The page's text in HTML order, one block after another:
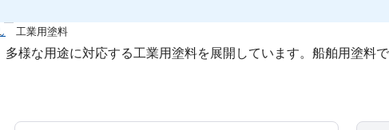
工業用塗料
様な用途に対応する工業用塗料を展開しています。船舶用塗料